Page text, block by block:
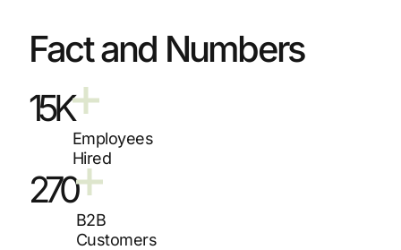
Fact and Numbers
15K
Employees
Hired
270
B2B
Customers